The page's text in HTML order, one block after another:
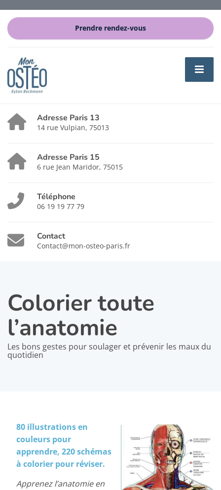
Prendre rendez-vous
Adresse Paris 13
14 rue Vulpian, 75013
Adresse Paris 15
6 rue Jean Maridor, 75015
Téléphone
06 19 19 77 79
Contact
Contact@mon-osteo-paris.fr
Colorier toute
l’anatomie
Les bons gestes pour soulager et prévenir les maux du
quotidien
80 illustrations en
couleurs pour
apprendre, 220 schémas
à colorier pour réviser.
Apprenez l’anatomie en